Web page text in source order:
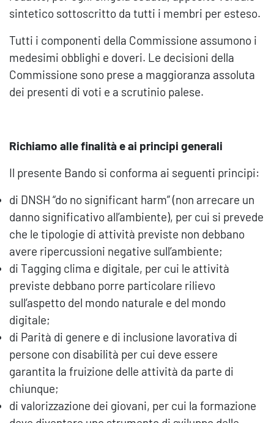
sintetico sottoscritto da tutti i membri per esteso.
Tutti i componenti della Commissione assumono i
medesimi obblighi e doveri. Le decisioni della
Commissione sono prese a maggioranza assoluta
dei presenti di voti e a scrutinio palese.
Richiamo alle finalità e ai principi generali
Il presente Bando si conforma ai seguenti principi:
di DNSH “do no significant harm” (non arrecare un
danno significativo all’ambiente), per cui si prevede
che le tipologie di attività previste non debbano
avere ripercussioni negative sull’ambiente;
di Tagging clima e digitale, per cui le attività
previste debbano porre particolare rilievo
sull’aspetto del mondo naturale e del mondo
digitale;
di Parità di genere e di inclusione lavorativa di
persone con disabilità per cui deve essere
garantita la fruizione delle attività da parte di
chiunque;
di valorizzazione dei giovani, per cui la formazione